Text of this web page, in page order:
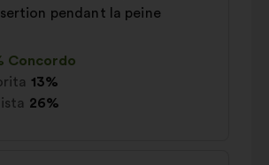
pendant la peine
Concordo
13%
26%